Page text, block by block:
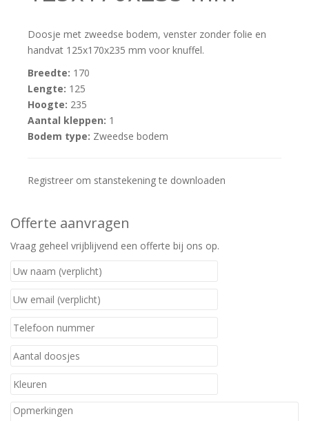
Doosje met zweedse bodem, venster zonder folie en
handvat 125x170x235 mm voor knuffel.
Breedte: 170
Lengte: 125
Hoogte: 235
Aantal kleppen: 1
Bodem type: Zweedse bodem
Registreer om stanstekening te downloaden
Offerte aanvragen
Vraag geheel vrijblijvend een offerte bij ons op.